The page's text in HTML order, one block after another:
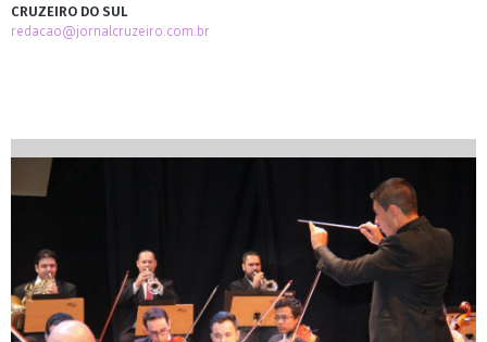
CRUZEIRO DO SUL
redacao@jornalcruzeiro.com.br